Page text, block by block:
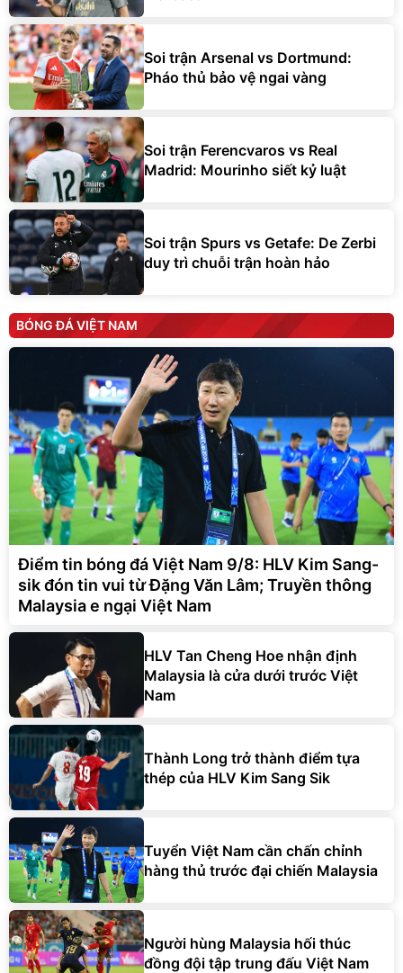
Soi trận Arsenal vs Dortmund:
Pháo thủ bảo vệ ngai vàng
Soi trận Ferencvaros vs Real
Madrid: Mourinho siết kỷ luật
Soi trận Spurs vs Getafe: De Zerbi
duy trì chuỗi trận hoàn hảo
BÓNG ĐÁ VIỆT NAM
Điểm tin bóng đá Việt Nam 9/8: HLV Kim Sang-
sik đón tin vui từ Đặng Văn Lâm; Truyền thông
Malaysia e ngại Việt Nam
HLV Tan Cheng Hoe nhận định
Malaysia là cửa dưới trước Việt
Nam
Thành Long trở thành điểm tựa
thép của HLV Kim Sang Sik
Tuyển Việt Nam cần chấn chỉnh
hàng thủ trước đại chiến Malaysia
Người hùng Malaysia hối thúc
đồng đội tập trung đấu Việt Nam